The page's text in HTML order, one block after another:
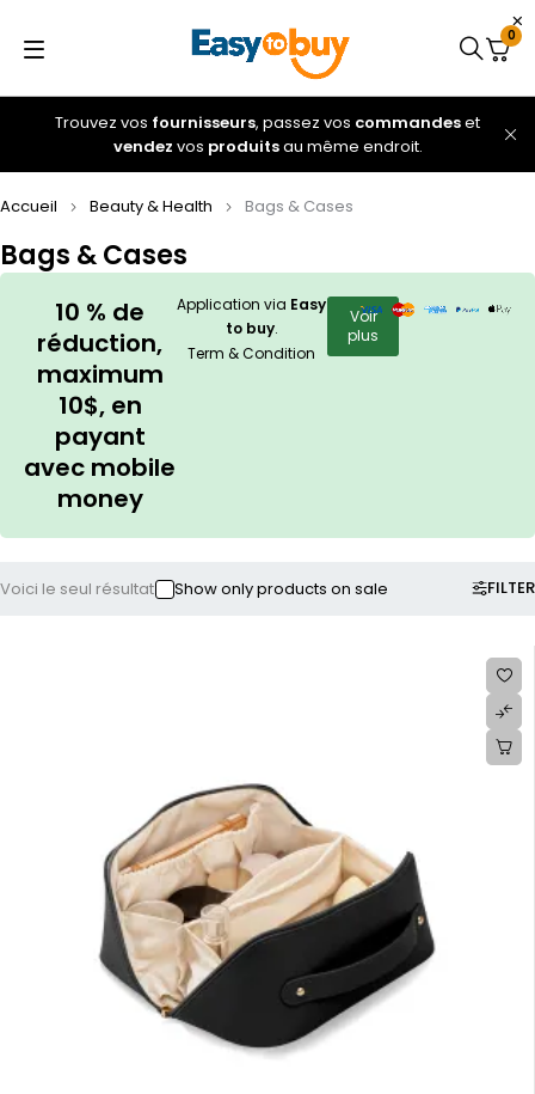
Trouvez vos fournisseurs, passez vos commandeset
vendez vos produitsau même endroit.
0
Bags & Cases
Accueil Beauty & Health Bags & Cases
10 % de
réduction,
maximum
10$, en
payant
avec mobile
money
Voir
plus
Application via Easy
to buy.
Term & Condition
FILTER
Voici le seul résultat Show only products on sale